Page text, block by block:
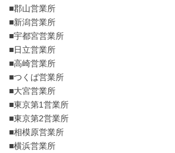
■郡山営業所
■新潟営業所
■宇都宮営業所
■日立営業所
■高崎営業所
■つくば営業所
■大宮営業所
■東京第1営業所
■東京第2営業所
■相模原営業所
■横浜営業所